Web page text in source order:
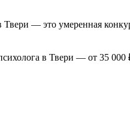
— это умеренная
в Твери — от 35